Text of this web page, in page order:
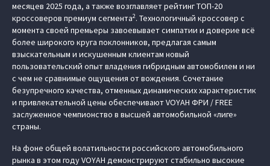
месяцев 2025 года, а также возглавляет рейтинг ТОП-20
кроссоверов премиум сегмента2. Технологичный кроссовер с
момента своей премьеры завоевывает симпатии и доверие всё
более широкого круга поклонников, предлагая самым
взыскательным и искушенным клиентам новый
пользовательский опыт владения гибридным автомобилем и ни
с чем не сравнимые ощущения от вождения. Сочетание
безупречного качества, отменных динамических характеристик
и привлекательной цены обеспечивают VOYAH ФРИ / FREE
заслуженное чемпионство в высшей автомобильной «лиге»
страны.
На фоне общей волатильности российского автомобильного
рынка в этом году VOYAH демонстрируют стабильно высокие